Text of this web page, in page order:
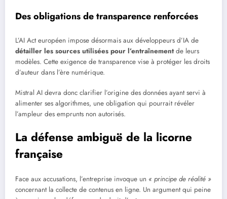
Des obligations de transparence renforcées
L’AI Act européen impose désormais aux développeurs d’IA de
détailler les sources utilisées pour l’entraînementde leurs
modèles. Cette exigence de transparence vise à protéger les droits
d’auteur dans l’ère numérique.
Mistral AI devra donc clarifier l’origine des données ayant servi à
alimenter ses algorithmes, une obligation qui pourrait révéler
l’ampleur des emprunts non autorisés.
La défense ambiguë de la licorne
française
Face aux accusations, l’entreprise invoque un « principe de réalité »
concernant la collecte de contenus en ligne. Un argument qui peine